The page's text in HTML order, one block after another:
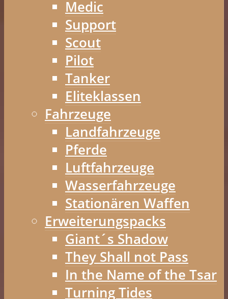
Medic
Support
Scout
Pilot
Tanker
Eliteklassen
Fahrzeuge
Landfahrzeuge
Pferde
Luftfahrzeuge
Wasserfahrzeuge
Stationären Waffen
Erweiterungspacks
Giant´s Shadow
They Shall not Pass
In the Name of the Tsar
Turning Tides